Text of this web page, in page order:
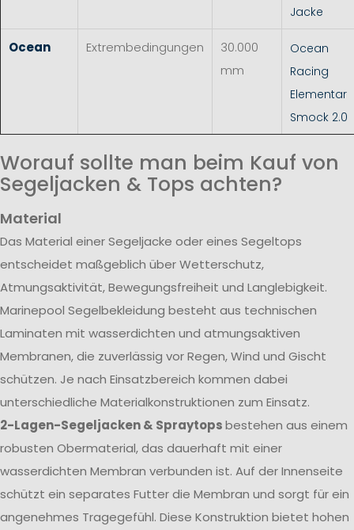
Jacke
Ocean Extrembedingungen
30.000
mm
Ocean
Racing
Elementar
Smock 2.0
Worauf sollte man beim Kauf von
Segeljacken & Tops achten?
Material
Das Material einer Segeljacke oder eines Segeltops
entscheidet maßgeblich über Wetterschutz,
Atmungsaktivität, Bewegungsfreiheit und Langlebigkeit.
Marinepool Segelbekleidung besteht aus technischen
Laminaten mit wasserdichten und atmungsaktiven
Membranen, die zuverlässig vor Regen, Wind und Gischt
schützen. Je nach Einsatzbereich kommen dabei
unterschiedliche Materialkonstruktionen zum Einsatz.
2-Lagen-Segeljacken & Spraytopsbestehen aus einem
robusten Obermaterial, das dauerhaft mit einer
wasserdichten Membran verbunden ist. Auf der Innenseite
schützt ein separates Futter die Membran und sorgt für ein
angenehmes Tragegefühl. Diese Konstruktion bietet hohen